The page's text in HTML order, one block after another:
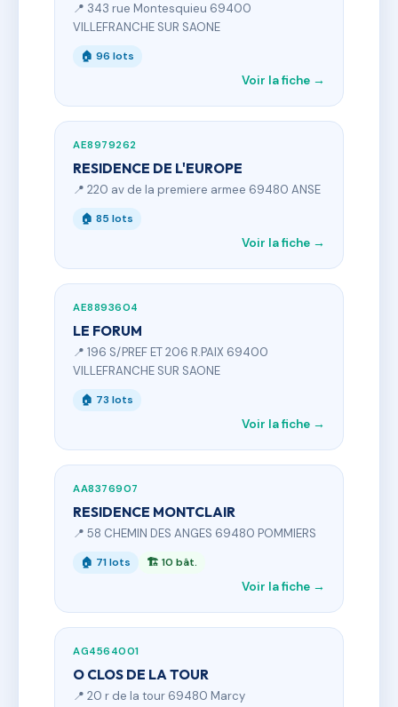
📍 343 rue Montesquieu 69400
VILLEFRANCHE SUR SAONE
🏠 96 lots
Voir la fiche →
AE8979262
RESIDENCE DE L'EUROPE
📍 220 av de la premiere armee 69480 ANSE
🏠 85 lots
Voir la fiche →
AE8893604
LE FORUM
📍 196 S/PREF ET 206 R.PAIX 69400
VILLEFRANCHE SUR SAONE
🏠 73 lots
Voir la fiche →
AA8376907
RESIDENCE MONTCLAIR
📍 58 CHEMIN DES ANGES 69480 POMMIERS
🏠 71 lots 🏗 10 bât.
Voir la fiche →
AG4564001
O CLOS DE LA TOUR
📍 20 r de la tour 69480 Marcy